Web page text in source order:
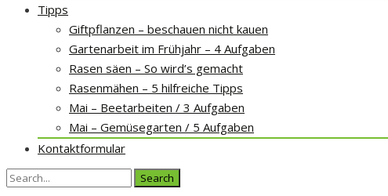
Tipps
Giftpflanzen – beschauen nicht kauen
Gartenarbeit im Frühjahr – 4 Aufgaben
Rasen säen – So wird’s gemacht
Rasenmähen – 5 hilfreiche Tipps
Mai – Beetarbeiten / 3 Aufgaben
Mai – Gemüsegarten / 5 Aufgaben
Kontaktformular
Search